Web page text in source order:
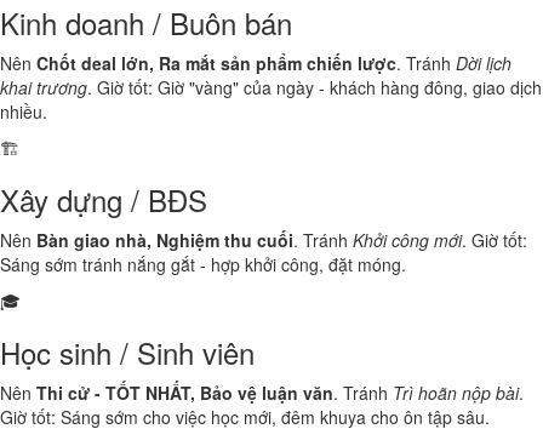
Kinh doanh / Buôn bán
Nên Chốt deal lớn, Ra mắt sản phẩm chiến lược. Tránh Dời lịch
khai trương. Giờ tốt: Giờ "vàng" của ngày - khách hàng đông, giao dịch
nhiều.
🏗️
Xây dựng / BĐS
Nên Bàn giao nhà, Nghiệm thu cuối. Tránh Khởi công mới. Giờ tốt:
Sáng sớm tránh nắng gắt - hợp khởi công, đặt móng.
🎓
Học sinh / Sinh viên
Nên Thi cử - TỐT NHẤT, Bảo vệ luận văn. Tránh Trì hoãn nộp bài.
Giờ tốt: Sáng sớm cho việc học mới, đêm khuya cho ôn tập sâu.